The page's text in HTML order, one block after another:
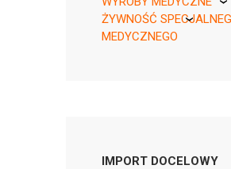
KikGel
ŻYWNOŚĆ
MEDYCZNEGO
IMPORT DOCELOWY